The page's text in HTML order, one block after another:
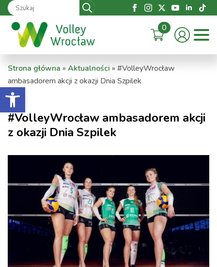
Otwórz pasek narzędzi
Search
for:
0
Strona główna » Aktualności » #VolleyWrocław
ambasadorem akcji z okazji Dnia Szpilek
#VolleyWrocław ambasadorem akcji
z okazji Dnia Szpilek